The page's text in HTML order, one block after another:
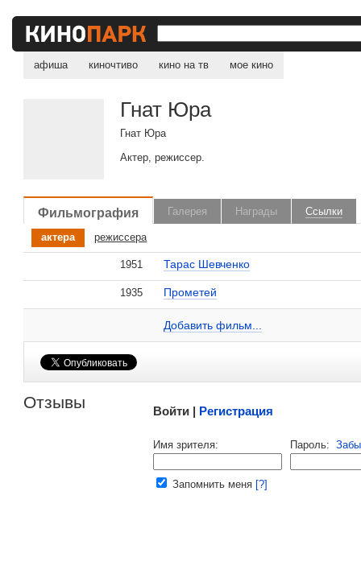
афиша киночтиво кино на тв мое кино
Гнат Юра
Гнат Юра
Актер, режиссер.
Фильмография Галерея Награды Ссылки
актера режиссера
1951 Тарас Шевченко
1935 Прометей
Добавить фильм...
1952 В степях Украины
Добавить фильм...
Гнат Юра на сайте Кино-Театр.ru
Отзывы
, поделитесь своим мнением
Войти | Регистрация
Имя зрителя: Пароль:
Запомнить меня [?]